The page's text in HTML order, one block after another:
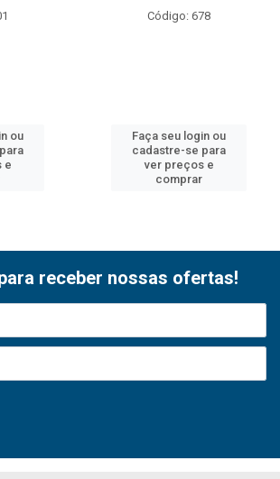
ou
e
Código: 678
Faça seu login ou
cadastre-se para
ver preços e
comprar
receber nossas ofertas!